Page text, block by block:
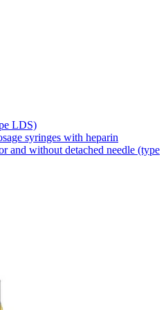
B. Braun​
swojego
który
LDS)
syringes with heparin
and without detached needle (type